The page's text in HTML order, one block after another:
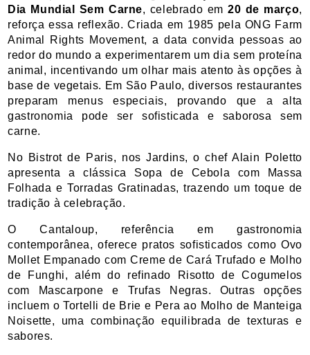
Dia Mundial Sem Carne, celebrado em 20 de março,
reforça essa reflexão. Criada em 1985 pela ONG Farm
Animal Rights Movement, a data convida pessoas ao
redor do mundo a experimentarem um dia sem proteína
animal, incentivando um olhar mais atento às opções à
base de vegetais. Em São Paulo, diversos restaurantes
preparam menus especiais, provando que a alta
gastronomia pode ser sofisticada e saborosa sem
carne.
No Bistrot de Paris, nos Jardins, o chef Alain Poletto
apresenta a clássica Sopa de Cebola com Massa
Folhada e Torradas Gratinadas, trazendo um toque de
tradição à celebração.
O Cantaloup, referência em gastronomia
contemporânea, oferece pratos sofisticados como Ovo
Mollet Empanado com Creme de Cará Trufado e Molho
de Funghi, além do refinado Risotto de Cogumelos
com Mascarpone e Trufas Negras. Outras opções
incluem o Tortelli de Brie e Pera ao Molho de Manteiga
Noisette, uma combinação equilibrada de texturas e
sabores.